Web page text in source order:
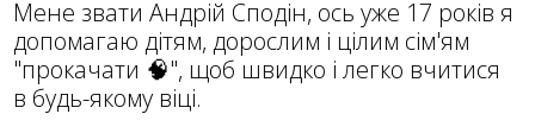
Мене звати Андрій Сподін, ось уже 17 років я
допомагаю дітям, дорослим і цілим сім'ям
"прокачати 🧠", щоб швидко і легко вчитися
в будь-якому віці.